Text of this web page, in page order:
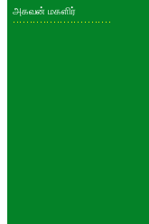
அகவன் மகளிர்